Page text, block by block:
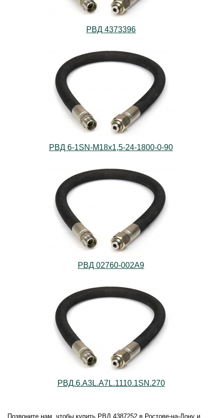
РВД 4373396
РВД 6-1SN-M18х1,5-24-1800-0-90
РВД 02760-002A9
РВД.6.А3L.А7L.1110.1SN.270
Позвоните нам, чтобы купить РВД 4387252 в Ростове-на-Дону и